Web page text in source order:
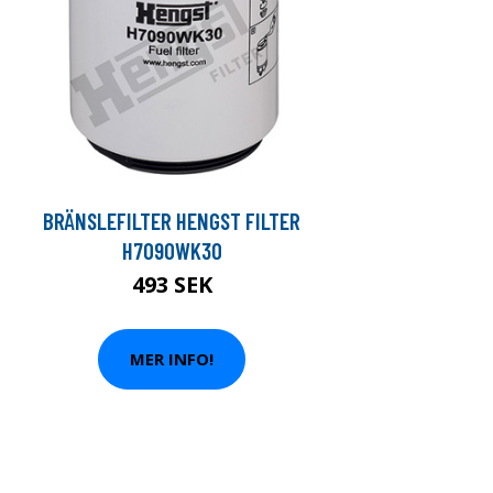
BRÄNSLEFILTER HENGST FILTER
H7090WK30
493 SEK
MER INFO!